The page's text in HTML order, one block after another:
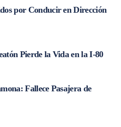
por Conducir en Dirección
Pierde la Vida en la I-80
Fallece Pasajera de